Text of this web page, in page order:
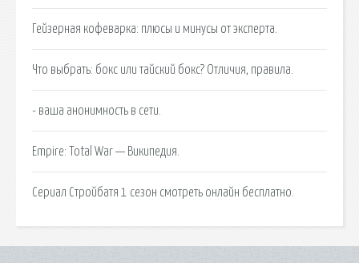
Гейзерная кофеварка: плюсы и минусы от эксперта.
Что выбрать: бокс или тайский бокс? Отличия, правила.
- ваша анонимность в сети.
Empire: Total War — Википедия.
Сериал Стройбатя 1 сезон смотреть онлайн бесплатно.